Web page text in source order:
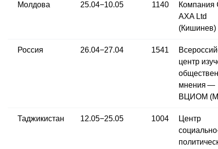
Молдова 25.04−10.05 1140
Компания
AXA Ltd
(Кишинев)
Россия 26.04−27.04 1541
центр
мнения —
ВЦИОМ
Таджикистан 12.05−25.05 1004
Центр